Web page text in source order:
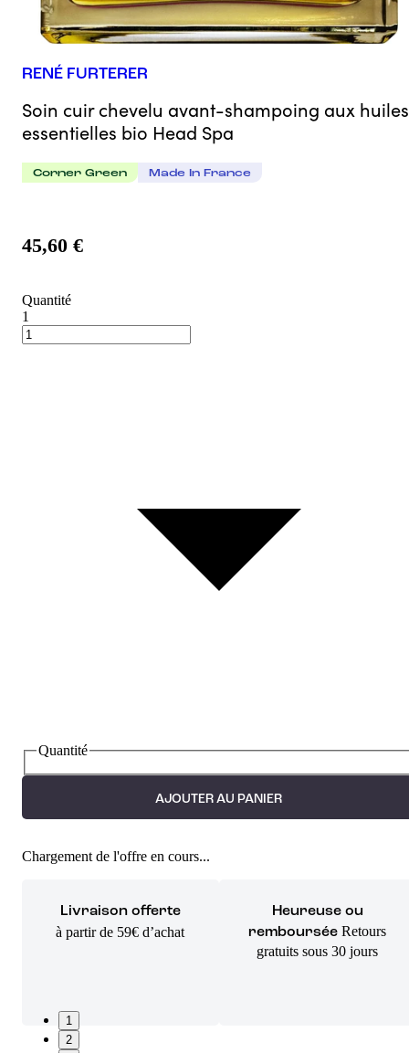
RENÉ FURTERER
Soin cuir chevelu avant-shampoing aux huiles
essentielles bio Head Spa
Corner Green Made In France
45,60 €
Quantité
1
Quantité
AJOUTER AU PANIER
Chargement de l'offre en cours...
Livraison offerte
à partir de 59€ d’achat
Heureuse ou
remboursée Retours
gratuits sous 30 jours
1
2